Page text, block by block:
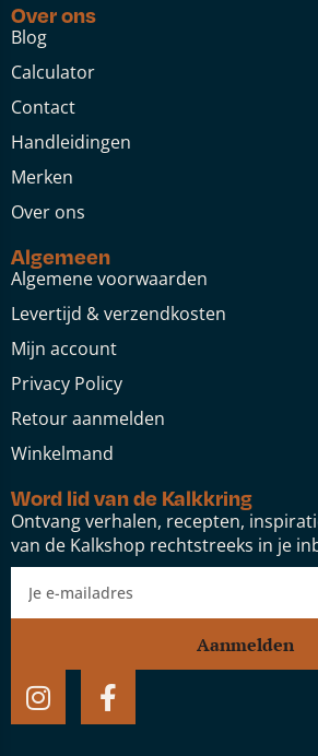
Over ons
Blog
Calculator
Contact
Handleidingen
Merken
Over ons
Algemeen
Algemene voorwaarden
Levertijd & verzendkosten
Mijn account
Privacy Policy
Retour aanmelden
Winkelmand
Word lid van de Kalkkring
Ontvang verhalen, recepten,
van de Kalkshop rechtstreeks in je
Aanmelden